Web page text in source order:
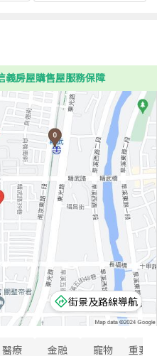
義房屋購售屋服務保障
街景及路線導航
醫療 金融 寵物 重要